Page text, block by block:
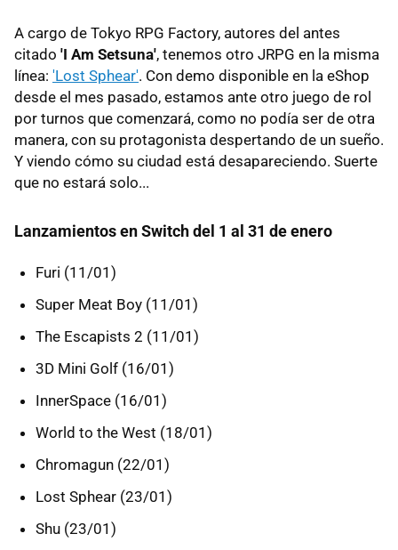
A cargo de Tokyo RPG Factory, autores del antes
citado 'I Am Setsuna', tenemos otro JRPG en la misma
línea: 'Lost Sphear'. Con demo disponible en la eShop
desde el mes pasado, estamos ante otro juego de rol
por turnos que comenzará, como no podía ser de otra
manera, con su protagonista despertando de un sueño.
Y viendo cómo su ciudad está desapareciendo. Suerte
que no estará solo...
Lanzamientos en Switch del 1 al 31 de enero
Furi (11/01)
Super Meat Boy (11/01)
The Escapists 2 (11/01)
3D Mini Golf (16/01)
InnerSpace (16/01)
World to the West (18/01)
Chromagun (22/01)
Lost Sphear (23/01)
Shu (23/01)